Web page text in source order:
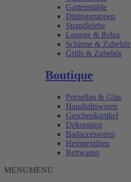
Gartenstühle
Dininggruppen
Strandkörbe
Lounge & Relax
Schirme & Zubehör
Grills & Zubehör
Boutique
Porzellan & Glas
Haushaltswaren
Geschenkartikel
Dekoration
Badaccessoires
Heimtextilien
Bettwaren
MENUMENU